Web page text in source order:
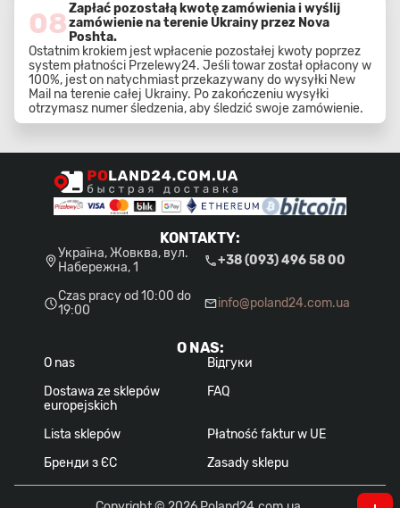
08Zapłać pozostałą kwotę zamówienia i wyślij
zamówienie na terenie Ukrainy przez Nova
Poshta.
Ostatnim krokiem jest wpłacenie pozostałej kwoty poprzez
system płatności Przelewy24. Jeśli towar został opłacony w
100%, jest on natychmiast przekazywany do wysyłki New
Mail na terenie całej Ukrainy. Po zakończeniu wysyłki
otrzymasz numer śledzenia, aby śledzić swoje zamówienie.
O NAS:
O nas
Dostawa ze sklepów
europejskich
Lista sklepów
Бренди з ЄС
Відгуки
FAQ
Płatność faktur w UE
Zasady sklepu
KONTAKTY:
Україна, Жовква, вул.
Набережна, 1
Czas pracy od 10:00 do
19:00
+38 (093) 496 58 00
info@poland24.com.ua